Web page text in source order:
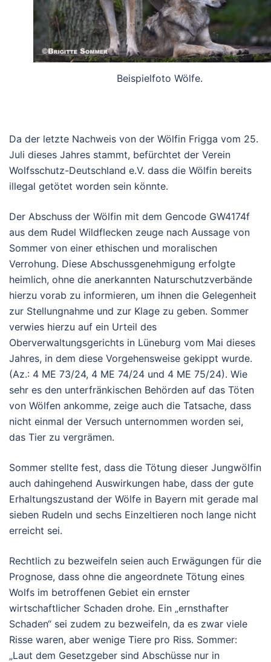
Beispielfoto Wölfe.
Da der letzte Nachweis von der Wölfin Frigga vom 25.
Juli dieses Jahres stammt, befürchtet der Verein
Wolfsschutz-Deutschland e.V. dass die Wölfin bereits
illegal getötet worden sein könnte.
Der Abschuss der Wölfin mit dem Gencode GW4174f
aus dem Rudel Wildflecken zeuge nach Aussage von
Sommer von einer ethischen und moralischen
Verrohung. Diese Abschussgenehmigung erfolgte
heimlich, ohne die anerkannten Naturschutzverbände
hierzu vorab zu informieren, um ihnen die Gelegenheit
zur Stellungnahme und zur Klage zu geben. Sommer
verwies hierzu auf ein Urteil des
Oberverwaltungsgerichts in Lüneburg vom Mai dieses
Jahres, in dem diese Vorgehensweise gekippt wurde.
(Az.: 4 ME 73/24, 4 ME 74/24 und 4 ME 75/24). Wie
sehr es den unterfränkischen Behörden auf das Töten
von Wölfen ankomme, zeige auch die Tatsache, dass
nicht einmal der Versuch unternommen worden sei,
das Tier zu vergrämen.
Sommer stellte fest, dass die Tötung dieser Jungwölfin
auch dahingehend Auswirkungen habe, dass der gute
Erhaltungszustand der Wölfe in Bayern mit gerade mal
sieben Rudeln und sechs Einzeltieren noch lange nicht
erreicht sei.
Rechtlich zu bezweifeln seien auch Erwägungen für die
Prognose, dass ohne die angeordnete Tötung eines
Wolfs im betroffenen Gebiet ein ernster
wirtschaftlicher Schaden drohe. Ein „ernsthafter
Schaden“ sei zudem zu bezweifeln, da es zwar viele
Risse waren, aber wenige Tiere pro Riss. Sommer:
„Laut dem Gesetzgeber sind Abschüsse nur in